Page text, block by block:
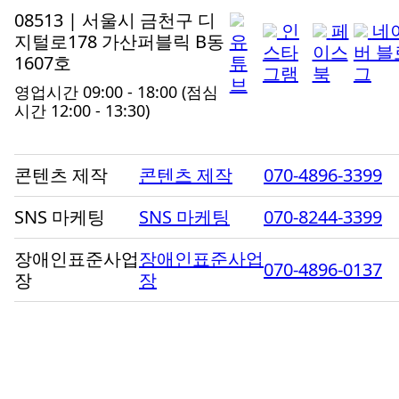
08513 | 서울시 금천구 디
지털로178 가산퍼블릭 B동
1607호
영업시간 09:00 - 18:00 (점심
시간 12:00 - 13:30)
유
튜
브
인
스타
그램
페
이스
북
네
버 블
그
콘텐츠 제작 콘텐츠 제작
070-4896-3399
SNS 마케팅
SNS 마케팅
070-8244-3399
장애인표준사업
장
장애인표준사업
장
070-4896-0137